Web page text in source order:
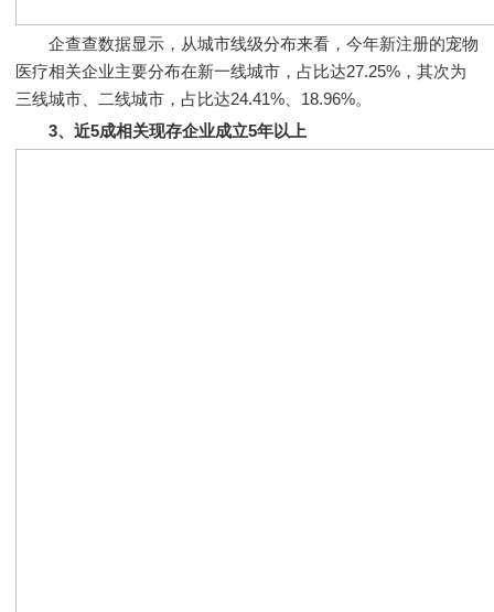
企查查数据显示，从城市线级分布来看，今年新注册的宠物
医疗相关企业主要分布在新一线城市，占比达27.25%，其次为
三线城市、二线城市，占比达24.41%、18.96%。
3、近5成相关现存企业成立5年以上